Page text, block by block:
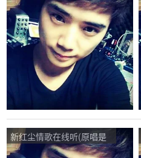
寒月/子夕)，快乐珍珍演唱
点播:120次
新红尘情歌在线听(原唱是
寒月/子夕)，该死的温柔演